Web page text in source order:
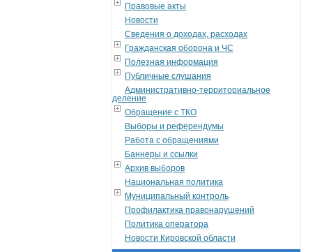
Правовые акты
Новости
Сведения о доходах, расходах
Гражданская оборона и ЧС
Полезная информация
Публичные слушания
Административно-территориальное
деление
Обращение с ТКО
Выборы и референдумы
Работа с обращениями
Баннеры и ссылки
Архив выборов
Национальная политика
Муниципальный контроль
Профилактика правонарушений
Политика оператора
Новости Кировской области